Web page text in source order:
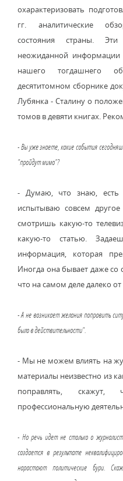
охарактеризовать
гг. аналитические
состояния страны.
неожиданной
нашего тогдашнего
десятитомном сборнике
Лубянка - Сталину о
томов в девяти книгах.
- Вы уже знаете, какие события
"пройдут мимо"?
- Думаю, что знаю,
испытываю совсем
смотришь какую-то
какую-то статью.
информация, которая
Иногда она бывает даже со
что на самом деле далеко
- А не возникает желания поправить
было в действительности".
- Мы не можем влиять на
материалы неизвестно из
поправлять,
профессиональную
- Но речь идет не столько о
создается в результате
нарастают политические бури.